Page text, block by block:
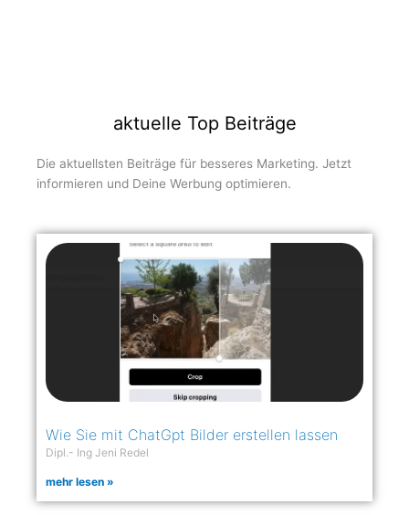
aktuelle Top Beiträge
Die aktuellsten Beiträge für besseres Marketing. Jetzt
informieren und Deine Werbung optimieren.
Wie Sie mit ChatGpt Bilder erstellen lassen
Dipl.- Ing Jeni Redel
mehr lesen »